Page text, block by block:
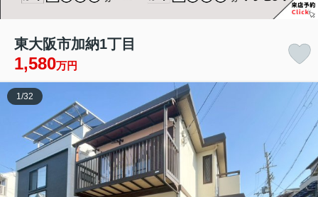
東大阪市加納1丁目
1,580万円
1/32